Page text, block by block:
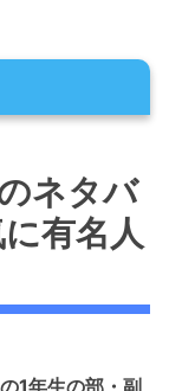
話！ルリが
話！ルリは
ネタバ
有名人
1年生の部・副